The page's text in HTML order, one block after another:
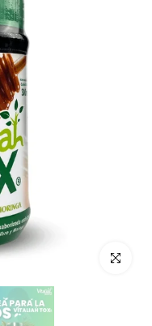
Haz clic